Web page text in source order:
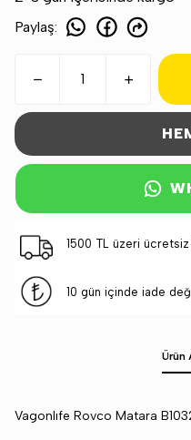
Paylaş:
1500 TL üzeri
10 gün içinde iade
Ürün
Vagonlıfe Rovco Matara